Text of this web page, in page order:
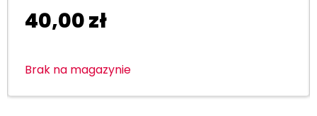
40,00zł
Brak na magazynie